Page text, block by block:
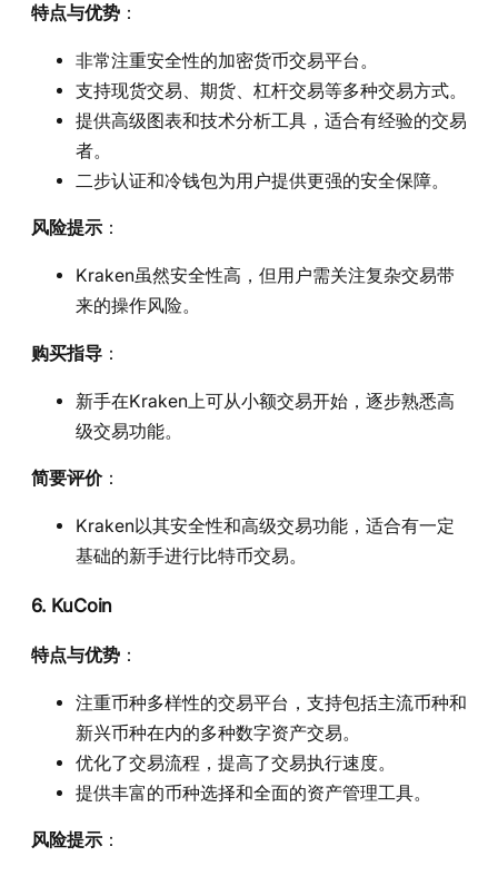
特点与优势 ：
非常注重安全性的加密货币交易平台。
支持现货交易、期货、杠杆交易等多种交易方式。
提供高级图表和技术分析工具，适合有经验的交易
者。
二步认证和冷钱包为用户提供更强的安全保障。
风险提示 ：
Kraken虽然安全性高，但用户需关注复杂交易带
来的操作风险。
购买指导 ：
新手在Kraken上可从小额交易开始，逐步熟悉高
级交易功能。
简要评价：
Kraken以其安全性和高级交易功能，适合有一定
基础的新手进行比特币交易。
6. KuCoin
特点与优势 ：
注重币种多样性的交易平台，支持包括主流币种和
新兴币种在内的多种数字资产交易。
优化了交易流程，提高了交易执行速度。
提供丰富的币种选择和全面的资产管理工具。
风险提示 ：